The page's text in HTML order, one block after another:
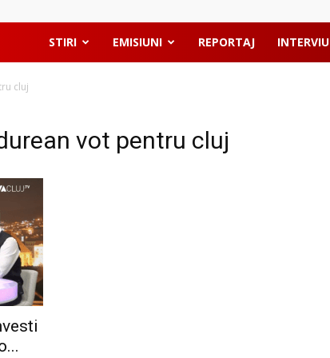
STIRI EMISIUNI REPORTAJ INTERVIU
cluj
vot pentru cluj